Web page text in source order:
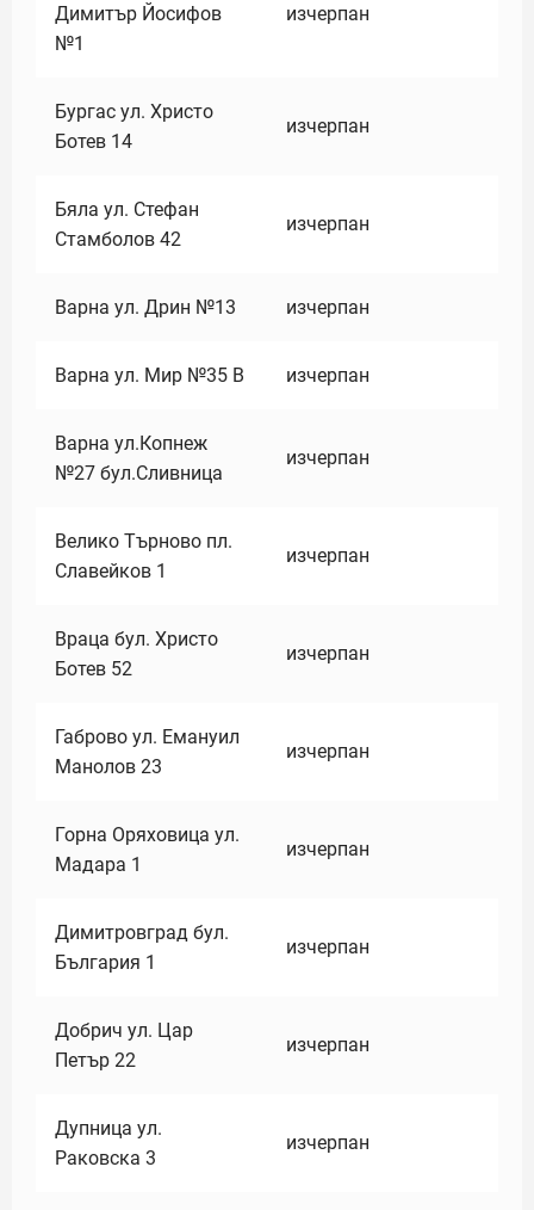
Димитър Йосифов
№1
изчерпан
Бургас ул. Христо
Ботев 14
изчерпан
Бяла ул. Стефан
Стамболов 42
изчерпан
Варна ул. Дрин №13 изчерпан
Варна ул. Мир №35 В изчерпан
Варна ул.Копнеж
№27 бул.Сливница
изчерпан
Велико Търново пл.
Славейков 1
изчерпан
Враца бул. Христо
Ботев 52
изчерпан
Габрово ул. Емануил
Манолов 23
изчерпан
Горна Оряховица ул.
Мадара 1
изчерпан
Димитровград бул.
България 1
изчерпан
Добрич ул. Цар
Петър 22
изчерпан
Дупница ул.
Раковска 3
изчерпан